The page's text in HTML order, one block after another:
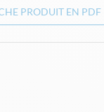
PRODUIT EN PDF